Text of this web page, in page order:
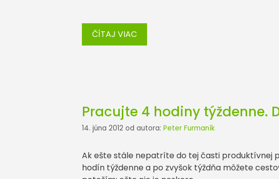
ČÍTAJ VIAC
Pracujte 4 hodiny týždenne.
14. júna 2012 od autora: Peter Furmaník
Ak ešte stále nepatríte do tej časti produktívnej
hodín týždenne a po zvyšok týždňa môžete